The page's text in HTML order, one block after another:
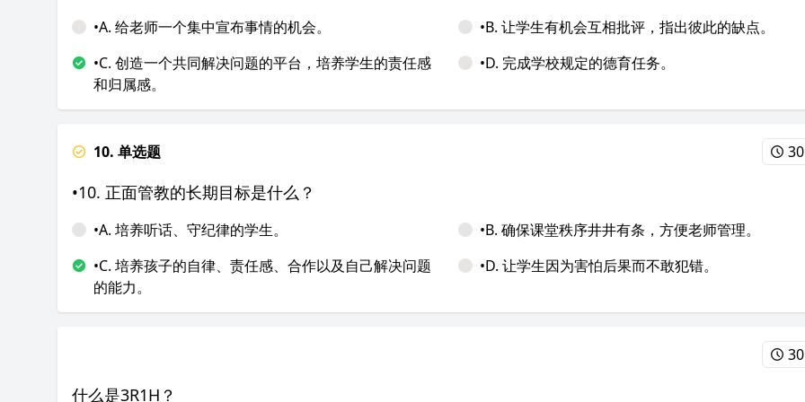
•A. 给老师一个集中宣布事情的机会。
•B. 让学生有机会互相批评，指出彼此的缺点。
•C. 创造一个共同解决问题的平台，培养学生的责任感
和归属感。
•D. 完成学校规定的德育任务。
10. 单选题
•10. 正面管教的长期目标是什么？
•A. 培养听话、守纪律的学生。
•B. 确保课堂秩序井井有条，方便老师管理。
•C. 培养孩子的自律、责任感、合作以及自己解决问题
的能力。
•D. 让学生因为害怕后果而不敢犯错。
什么是3R1H？